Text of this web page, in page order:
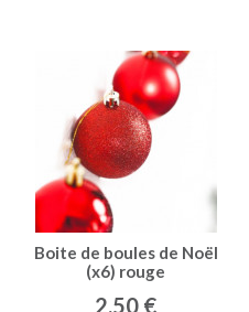
Boite de boules de Noël
(x6) rouge
2,50 €